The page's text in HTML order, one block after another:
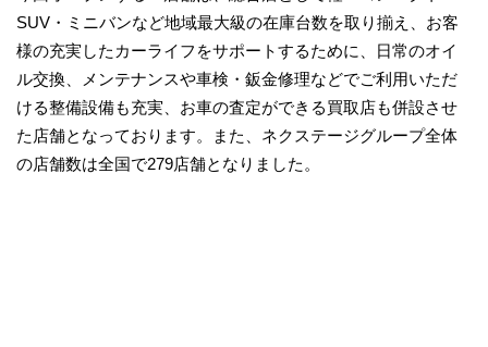
SUV・ミニバンなど地域最大級の在庫台数を取り揃え、お客
様の充実したカーライフをサポートするために、日常のオイ
ル交換、メンテナンスや車検・鈑金修理などでご利用いただ
ける整備設備も充実、お車の査定ができる買取店も併設させ
た店舗となっております。また、ネクステージグループ全体
の店舗数は全国で279店舗となりました。